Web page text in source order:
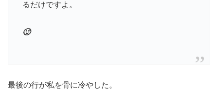
るだけですよ。
🙂
最後の行が私を骨に冷やした。